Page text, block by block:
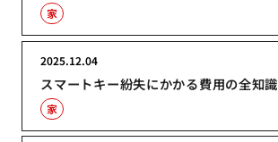
家
スマートキー紛失にかかる費用の全知識
2025.12.04
家